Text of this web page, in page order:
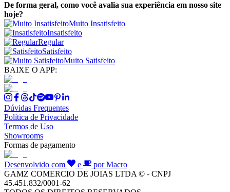
De forma geral, como você avalia sua experiência em nosso site
hoje?
Muito Insatisfeito
Insatisfeito
Regular
Satisfeito
Muito Satisfeito
BAIXE O APP:
Dúvidas Frequentes
Política de Privacidade
Termos de Uso
Showrooms
Formas de pagamento
Desenvolvido com e
por Macro
GAMZ COMERCIO DE JOIAS LTDA © - CNPJ
45.451.832/0001-62